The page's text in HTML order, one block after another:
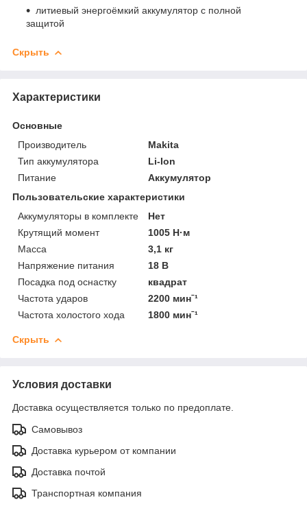
литиевый энергоёмкий аккумулятор с полной
защитой
Скрыть
Характеристики
Основные
Производитель
Makita
Тип аккумулятора
Li-Ion
Питание
Аккумулятор
Пользовательские характеристики
Аккумуляторы в комплекте
Нет
Крутящий момент
1005 Н·м
Масса
3,1 кг
Напряжение питания
18 В
Посадка под оснастку
квадрат
Частота ударов
2200 минˉ¹
Частота холостого хода
1800 минˉ¹
Скрыть
Условия доставки
Доставка осуществляется только по предоплате.
Самовывоз
Доставка курьером от компании
Доставка почтой
Транспортная компания